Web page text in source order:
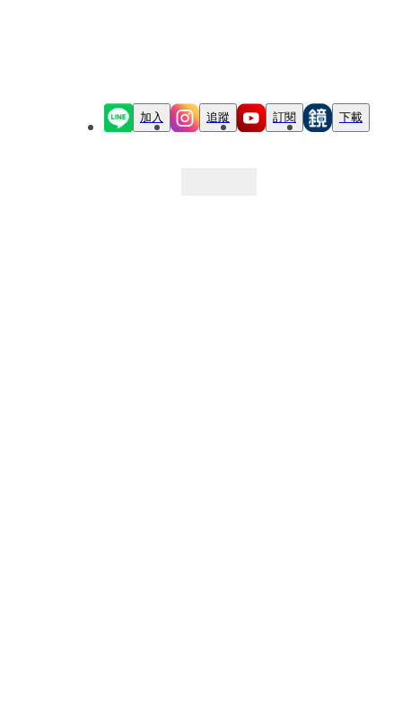
加入 追蹤 訂閱 下載